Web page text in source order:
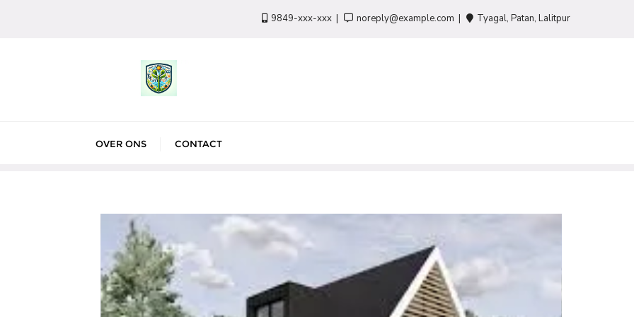
9849-xxx-xxx noreply@example.com Tyagal, Patan, Lalitpur
OVER ONS CONTACT